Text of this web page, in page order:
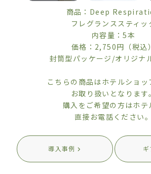
商品：Deep
フレグランススティッ
内容量：5本
価格：2,750円（税込）
封筒型パッケージ/オリジナ
こちらの商品はホテルショッ
お取り扱いとなります。
購入をご希望の方はホテ
直接お電話ください。
導入事例